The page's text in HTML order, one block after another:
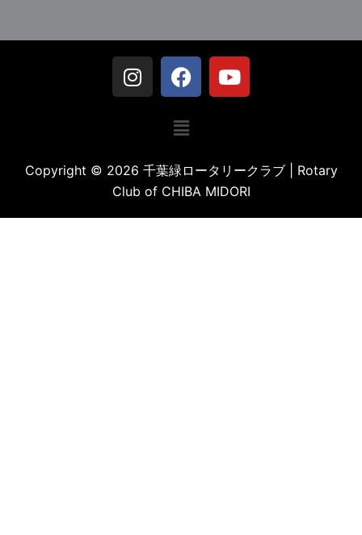
Copyright © 2026 千葉緑ロータリークラブ | Rotary
Club of CHIBA MIDORI